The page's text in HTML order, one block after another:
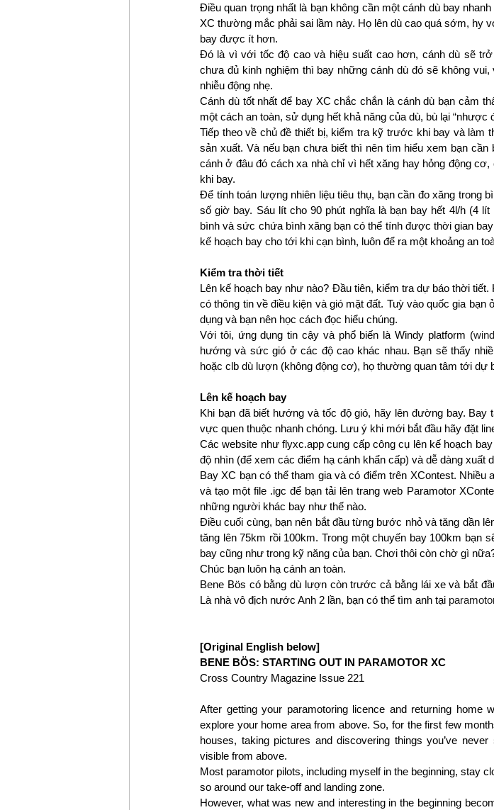
Điều quan trọng nhất là bạn không cần một cánh dù bay
XC thường mắc phải sai lầm này. Họ lên dù cao quá sớm, hy
bay được ít hơn.
Đó là vì với tốc độ cao và hiệu suất cao hơn, cánh dù sẽ
chưa đủ kinh nghiệm thì bay những cánh dù đó sẽ không
nhiễu động nhẹ.
Cánh dù tốt nhất để bay XC chắc chắn là cánh dù bạn cảm
một cách an toàn, sử dụng hết khả năng của dù, bù lại “nhược
Tiếp theo về chủ đề thiết bị, kiểm tra kỹ trước khi bay và làm
sản xuất. Và nếu bạn chưa biết thì nên tìm hiểu xem bạn
cánh ở đâu đó cách xa nhà chỉ vì hết xăng hay hỏng động
khi bay.
Để tính toán lượng nhiên liệu tiêu thụ, bạn cần đo xăng trong
số giờ bay. Sáu lít cho 90 phút nghĩa là bạn bay hết 4l/h (4
bình và sức chứa bình xăng bạn có thể tính được thời gian
kế hoạch bay cho tới khi cạn bình, luôn để ra một khoảng an
Kiểm tra thời tiết
Lên kế hoạch bay như nào? Đầu tiên, kiểm tra dự báo thời
có thông tin về điều kiện và gió mặt đất. Tuỳ vào quốc gia
dụng và bạn nên học cách đọc hiểu chúng.
Với tôi, ứng dụng tin cậy và phổ biến là Windy platform (
hướng và sức gió ở các độ cao khác nhau. Bạn sẽ thấy
hoặc clb dù lượn (không động cơ), họ thường quan tâm tới dự
Lên kế hoạch bay
Khi bạn đã biết hướng và tốc độ gió, hãy lên đường bay.
vực quen thuộc nhanh chóng. Lưu ý khi mới bắt đầu hãy đặt
Các website như flyxc.app cung cấp công cụ lên kế hoạch
độ nhìn (để xem các điểm hạ cánh khẩn cấp) và dễ dàng xuất
Bay XC bạn có thể tham gia và có điểm trên XContest.
và tạo một file .igc để bạn tải lên trang web Paramotor
những người khác bay như thế nào.
Điều cuối cùng, bạn nên bắt đầu từng bước nhỏ và tăng dần
tăng lên 75km rồi 100km. Trong một chuyến bay 100km bạn
bay cũng như trong kỹ năng của bạn. Chơi thôi còn chờ gì
Chúc bạn luôn hạ cánh an toàn.
Bene Bös có bằng dù lượn còn trước cả bằng lái xe và bắt
Là nhà vô địch nước Anh 2 lần, bạn có thể tìm anh tại
[Original English below]
BENE BÖS: STARTING OUT IN PARAMOTOR XC
Cross Country Magazine Issue 221
After getting your paramotoring licence and returning home
explore your home area from above. So, for the first few
houses, taking pictures and discovering things you’ve
visible from above.
Most paramotor pilots, including myself in the beginning, stay
so around our take-off and landing zone.
However, what was new and interesting in the beginning